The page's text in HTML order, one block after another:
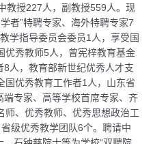
授227人，副教授559人。现
者”特聘专家、海外特聘专家7
学指导委员会委员1人，享受国
优秀教师5人，曾宪梓教育基金
人，教育部新世纪优秀人才支
国优秀教育工作者1人，山东省
专家、高等学校首席专家、齐
师、优秀教师、优秀思想政治工
级优秀教学团队6个。聘请中